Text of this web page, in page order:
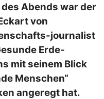
Abends war der
von
journalist
Erde-
mit seinem Blick
Menschen“
angeregt hat.